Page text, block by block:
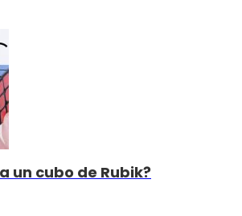
un cubo de Rubik?